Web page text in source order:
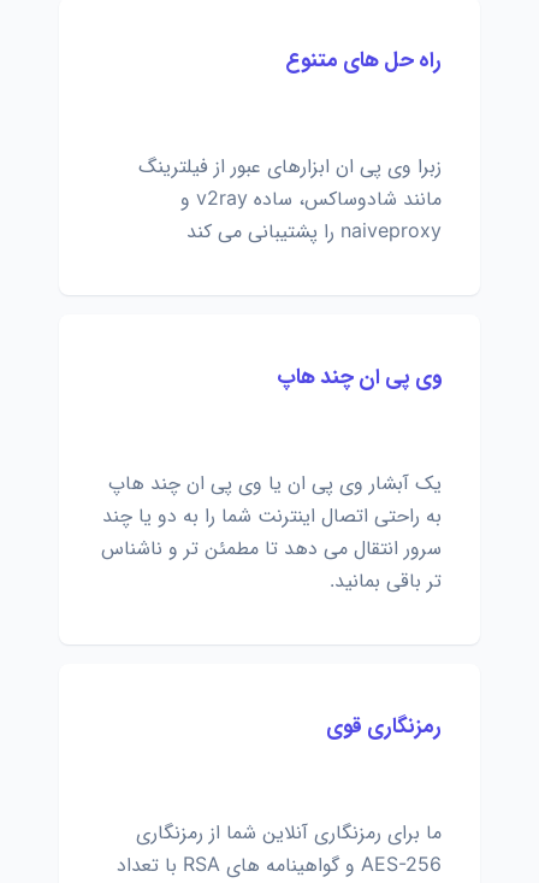
راه حل های متنوع
زبرا وی پی ان ابزارهای عبور از فیلترینگ
مانند شادوساکس، ساده v2ray و
naiveproxy را پشتیبانی می کند
وی پی ان چند هاپ
یک آبشار وی پی ان یا وی پی ان چند هاپ
به راحتی اتصال اینترنت شما را به دو یا چند
سرور انتقال می دهد تا مطمئن تر و ناشناس
تر باقی بمانید.
رمزنگاری قوی
ما برای رمزنگاری آنلاین شما از رمزنگاری
AES-256 و گواهینامه های RSA با تعداد